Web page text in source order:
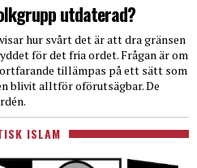
utdaterad?
visar hur svårt det är att dra gränsen
för det fria ordet. Frågan är om
tillämpas på ett sätt som
blivit alltför oförutsägbar. De
ISLAM